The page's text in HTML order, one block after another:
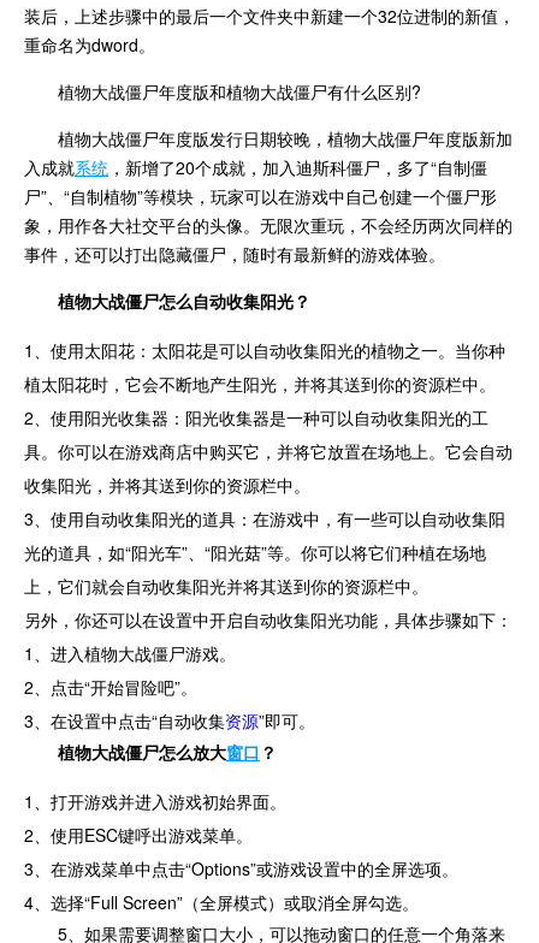
装后，上述步骤中的最后一个文件夹中新建一个32位进制的新值，
重命名为dword。
植物大战僵尸年度版和植物大战僵尸有什么区别?
植物大战僵尸年度版发行日期较晚，植物大战僵尸年度版新加
入成就系统 ，新增了20个成就，加入迪斯科僵尸，多了“自制僵
尸”、“自制植物”等模块，玩家可以在游戏中自己创建一个僵尸形
象，用作各大社交平台的头像。无限次重玩，不会经历两次同样的
事件，还可以打出隐藏僵尸，随时有最新鲜的游戏体验。
植物大战僵尸怎么自动收集阳光？
1、使用太阳花：太阳花是可以自动收集阳光的植物之一。当你种
植太阳花时，它会不断地产生阳光，并将其送到你的资源栏中。
2、使用阳光收集器：阳光收集器是一种可以自动收集阳光的工
具。你可以在游戏商店中购买它，并将它放置在场地上。它会自动
收集阳光，并将其送到你的资源栏中。
3、使用自动收集阳光的道具：在游戏中，有一些可以自动收集阳
光的道具，如“阳光车”、“阳光菇”等。你可以将它们种植在场地
上，它们就会自动收集阳光并将其送到你的资源栏中。
另外，你还可以在设置中开启自动收集阳光功能，具体步骤如下：
1、进入植物大战僵尸游戏。
2、点击“开始冒险吧”。
3、在设置中点击“自动收集资源”即可。
植物大战僵尸怎么放大窗口 ？
1、打开游戏并进入游戏初始界面。
2、使用ESC键呼出游戏菜单。
3、在游戏菜单中点击“Options”或游戏设置中的全屏选项。
4、选择“Full Screen”（全屏模式）或取消全屏勾选。
5、如果需要调整窗口大小，可以拖动窗口的任意一个角落来